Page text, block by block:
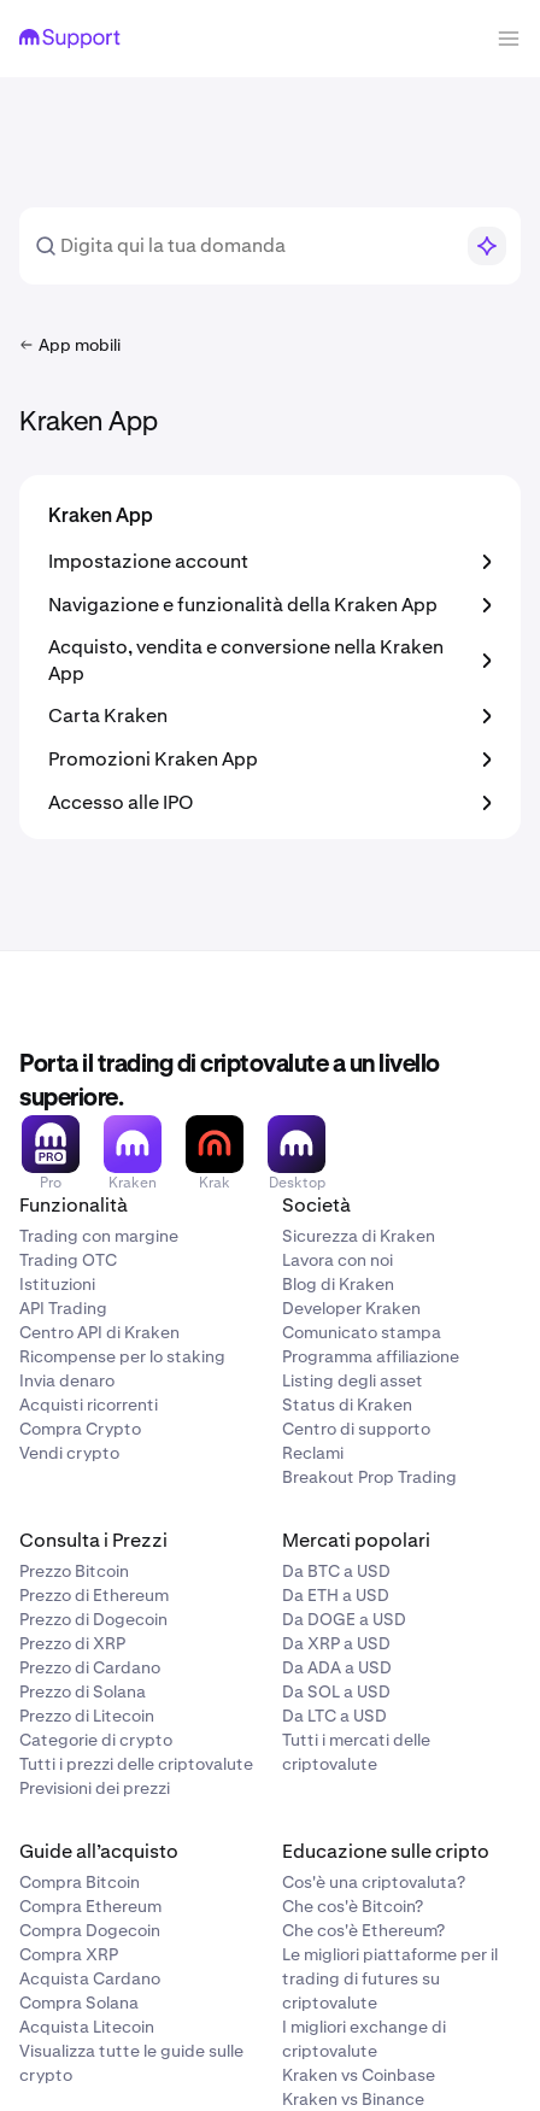
App mobili
Kraken App
Kraken App
Impostazione account
Navigazione e funzionalità della Kraken App
Acquisto, vendita e conversione nella Kraken
App
Carta Kraken
Promozioni Kraken App
Accesso alle IPO
Porta il trading di criptovalute a un livello
superiore.
Pro Kraken Krak Desktop
Funzionalità
Trading con margine
Trading OTC
Istituzioni
API Trading
Centro API di Kraken
Ricompense per lo staking
Invia denaro
Acquisti ricorrenti
Compra Crypto
Vendi crypto
Società
Sicurezza di Kraken
Lavora con noi
Blog di Kraken
Developer Kraken
Comunicato stampa
Programma affiliazione
Listing degli asset
Status di Kraken
Centro di supporto
Reclami
Breakout Prop Trading
Consulta i Prezzi
Prezzo Bitcoin
Prezzo di Ethereum
Prezzo di Dogecoin
Prezzo di XRP
Prezzo di Cardano
Prezzo di Solana
Prezzo di Litecoin
Categorie di crypto
Tutti i prezzi delle criptovalute
Previsioni dei prezzi
Mercati popolari
Da BTC a USD
Da ETH a USD
Da DOGE a USD
Da XRP a USD
Da ADA a USD
Da SOL a USD
Da LTC a USD
Tutti i mercati delle
criptovalute
Guide all’acquisto
Compra Bitcoin
Compra Ethereum
Compra Dogecoin
Compra XRP
Acquista Cardano
Compra Solana
Acquista Litecoin
Visualizza tutte le guide sulle
crypto
Educazione sulle cripto
Cos'è una criptovaluta?
Che cos'è Bitcoin?
Che cos'è Ethereum?
Le migliori piattaforme per il
trading di futures su
criptovalute
I migliori exchange di
criptovalute
Kraken vs Coinbase
Kraken vs Binance